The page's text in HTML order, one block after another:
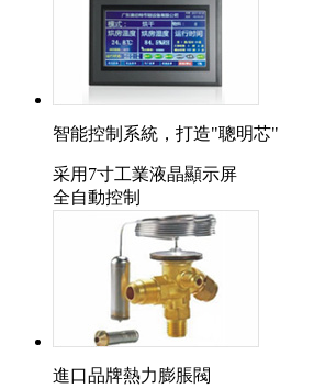
智能控制系統，打造"聰明芯"
采用7寸工業液晶顯示屏
全自動控制
進口品牌熱力膨脹閥